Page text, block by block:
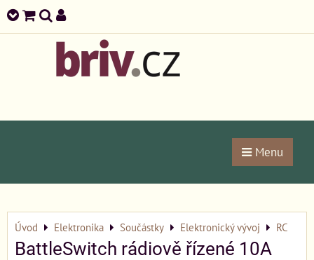
Menu
Úvod Elektronika Součástky Elektronický vývoj RC
BattleSwitch rádiově řízené 10A